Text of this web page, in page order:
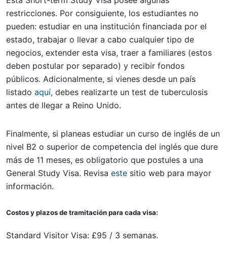
restricciones. Por consiguiente, los estudiantes no
pueden: estudiar en una institución financiada por el
estado, trabajar o llevar a cabo cualquier tipo de
negocios, extender esta visa, traer a familiares (estos
deben postular por separado) y recibir fondos
públicos. Adicionalmente, si vienes desde un país
listado aquí, debes realizarte un test de tuberculosis
antes de llegar a Reino Unido.
Finalmente, si planeas estudiar un curso de inglés de un
nivel B2 o superior de competencia del inglés que dure
más de 11 meses, es obligatorio que postules a una
General Study Visa. Revisa este sitio web para mayor
información.
Costos y plazos de tramitación para cada visa:
Standard Visitor Visa: £95 / 3 semanas.